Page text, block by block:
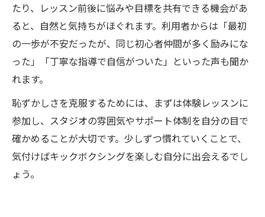
たり、レッスン前後に悩みや目標を共有できる機会があ
ると、自然と気持ちがほぐれます。利用者からは「最初
の一歩が不安だったが、同じ初心者仲間が多く励みにな
った」「丁寧な指導で自信がついた」といった声も聞か
れます。
恥ずかしさを克服するためには、まずは体験レッスンに
参加し、スタジオの雰囲気やサポート体制を自分の目で
確かめることが大切です。少しずつ慣れていくことで、
気付けばキックボクシングを楽しむ自分に出会えるでし
ょう。